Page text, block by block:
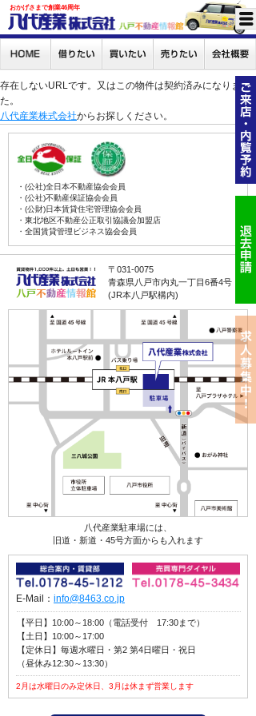
おかげさまで創業46周年
存在しないURLです。又はこの物件は契約済みになりまし
た。
八代産業株式会社からお探しください。
・(公社)全日本不動産協会会員
・(公社)不動産保証協会会員
・(公財)日本賃貸住宅管理協会会員
・東北地区不動産公正取引協議会加盟店
・全国賃貸管理ビジネス協会会員
〒031-0075
青森県八戸市内丸一丁目6番4号
(JR本八戸駅構内)
八代産業駐車場には、
旧道・新道・45号方面からも入れます
E-Mail： info@8463.co.jp
【平日】10:00～18:00（電話受付 17:30まで）
【土日】10:00～17:00
【定休日】毎週水曜日・第2 第4日曜日・祝日
（昼休み12:30～13:30）
2月は水曜日のみ定休日、3月は休まず営業します